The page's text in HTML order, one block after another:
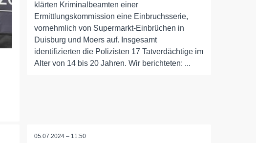
klärten Kriminalbeamten einer
Ermittlungskommission eine Einbruchsserie,
vornehmlich von Supermarkt-Einbrüchen in
Duisburg und Moers auf. Insgesamt
identifizierten die Polizisten 17 Tatverdächtige im
Alter von 14 bis 20 Jahren. Wir berichteten: ...
05.07.2024 – 11:50